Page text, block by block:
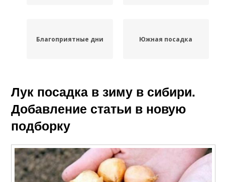
Благоприятные дни Южная посадка
Лук посадка в зиму в сибири.
Добавление статьи в новую
подборку